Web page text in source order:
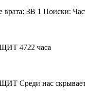
врата: ЗВ 1 Поиски:
4722 часа
Среди нас